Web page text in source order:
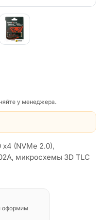
у менеджера.
x4 (NVMe 2.0),
микросхемы 3D TLC
оформим